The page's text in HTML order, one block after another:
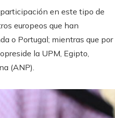
en este tipo de
europeos que han
o Portugal; mientras que por
la UPM, Egipto,
(ANP).